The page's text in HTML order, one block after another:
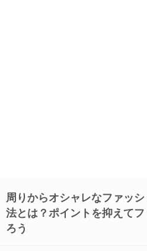
周りからオシャレなファッ
法とは？ポイントを抑えて
ろう